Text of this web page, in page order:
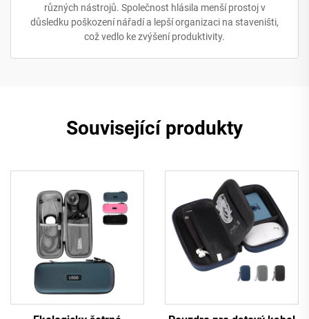
různých nástrojů. Společnost hlásila menší prostoj v
důsledku poškození nářadí a lepší organizaci na staveništi,
což vedlo ke zvýšení produktivity.
Související produkty